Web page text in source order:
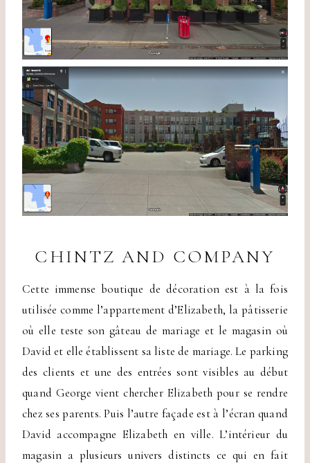
CHINTZ AND COMPANY
Cette immense boutique de décoration est à la fois
utilisée comme l’appartement d’Elizabeth, la pâtisserie
où elle teste son gâteau de mariage et le magasin où
David et elle établissent sa liste de mariage. Le parking
des clients et une des entrées sont visibles au début
quand George vient chercher Elizabeth pour se rendre
chez ses parents. Puis l’autre façade est à l’écran quand
David accompagne Elizabeth en ville. L’intérieur du
magasin a plusieurs univers distincts ce qui en fait